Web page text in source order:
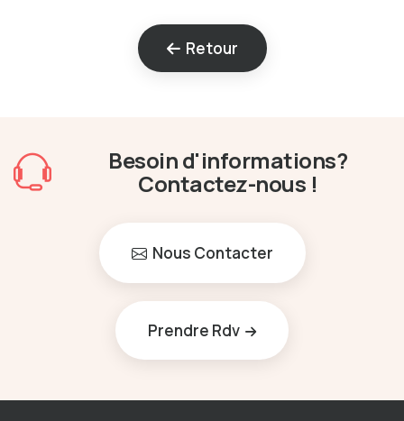
Retour
Besoin d'informations?
Contactez-nous !
Nous Contacter
Prendre Rdv